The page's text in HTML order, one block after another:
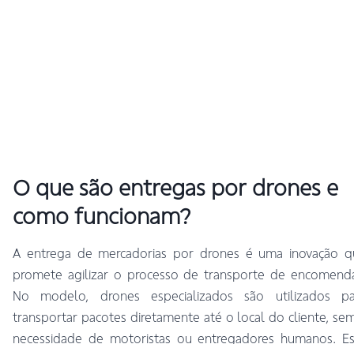
O que são entregas por drones e
como funcionam?
A entrega de mercadorias por drones é uma inovação
promete agilizar o processo de transporte de
No modelo, drones especializados são utilizados
transportar pacotes diretamente até o local do cliente,
necessidade de motoristas ou entregadores humanos.